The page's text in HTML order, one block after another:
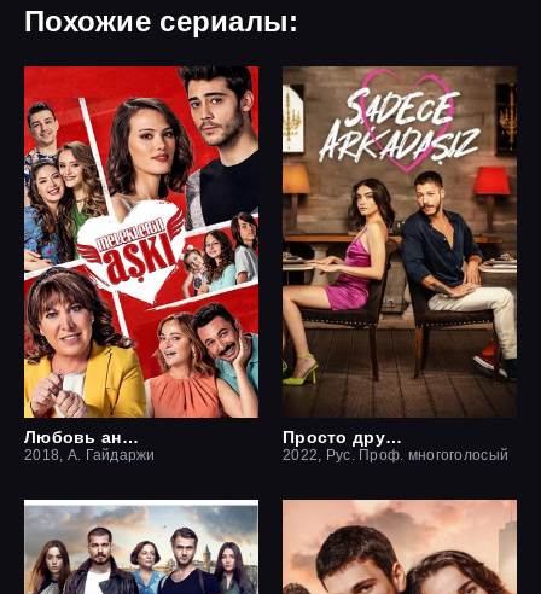
Похожие сериалы:
Любовь ангелов
2018, А. Гайдаржи
Просто друзья
2022, Рус. Проф. многоголосый